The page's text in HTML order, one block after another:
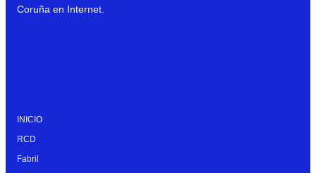
Coruña en Internet.
INICIO
RCD
Fabril